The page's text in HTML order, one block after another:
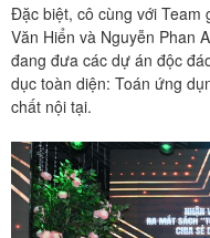
Đặc biệt, cô cùng với Team
Văn Hiển và Nguyễn Phan
đang đưa các dự án độc
dục toàn diện: Toán ứng
chất nội tại.